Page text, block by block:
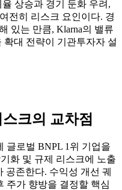
상승과 경기 둔화 우려,
전히 리스크 요인이다. 경
있는 만큼, Klarna의 밸류
대 전략이 기관투자자 설
크의 교차점
글로벌 BNPL 1위 기업을
화 및 규제 리스크에 노출
공존한다. 수익성 개선 궤
주가 향방을 결정할 핵심